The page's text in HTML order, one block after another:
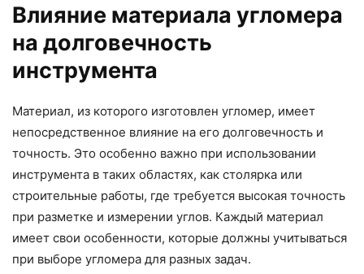
Влияние материала угломера
на долговечность
инструмента
Материал, из которого изготовлен угломер, имеет
непосредственное влияние на его долговечность и
точность. Это особенно важно при использовании
инструмента в таких областях, как столярка или
строительные работы, где требуется высокая точность
при разметке и измерении углов. Каждый материал
имеет свои особенности, которые должны учитываться
при выборе угломера для разных задач.